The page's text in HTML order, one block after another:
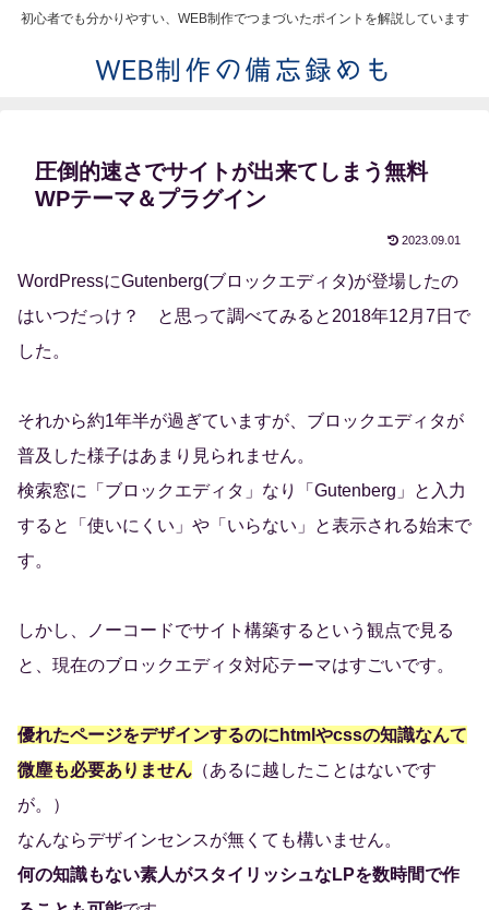
初心者でも分かりやすい、WEB制作でつまづいたポイントを解説しています
圧倒的速さでサイトが出来てしまう無料
WPテーマ＆プラグイン
2023.09.01
WordPressにGutenberg(ブロックエディタ)が登場したの
はいつだっけ？ と思って調べてみると2018年12月7日で
した。
それから約1年半が過ぎていますが、ブロックエディタが
普及した様子はあまり見られません。
検索窓に「ブロックエディタ」なり「Gutenberg」と入力
すると「使いにくい」や「いらない」と表示される始末で
す。
しかし、ノーコードでサイト構築するという観点で見る
と、現在のブロックエディタ対応テーマはすごいです。
優れたページをデザインするのにhtmlやcssの知識なんて
微塵も必要ありません （あるに越したことはないです
が。）
なんならデザインセンスが無くても構いません。
何の知識もない素人がスタイリッシュなLPを数時間で作